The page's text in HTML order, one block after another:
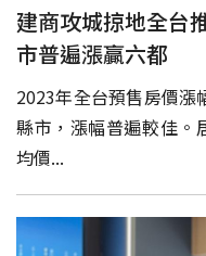
建商攻城掠地全台
市普遍漲贏六都
2023年全台預售房價漲
縣市，漲幅普遍較佳。
均價...